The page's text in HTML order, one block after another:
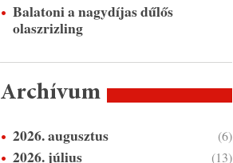
Balatoni a nagydíjas dűlős
olaszrizling
Archívum
2026. augusztus (6)
2026. július (13)